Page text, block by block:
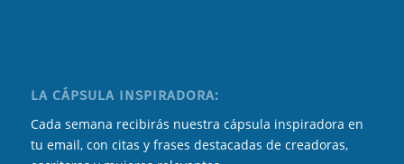
LA CÁPSULA INSPIRADORA:
Cada semana recibirás nuestra cápsula inspiradora en
tu email, con citas y frases destacadas de creadoras,